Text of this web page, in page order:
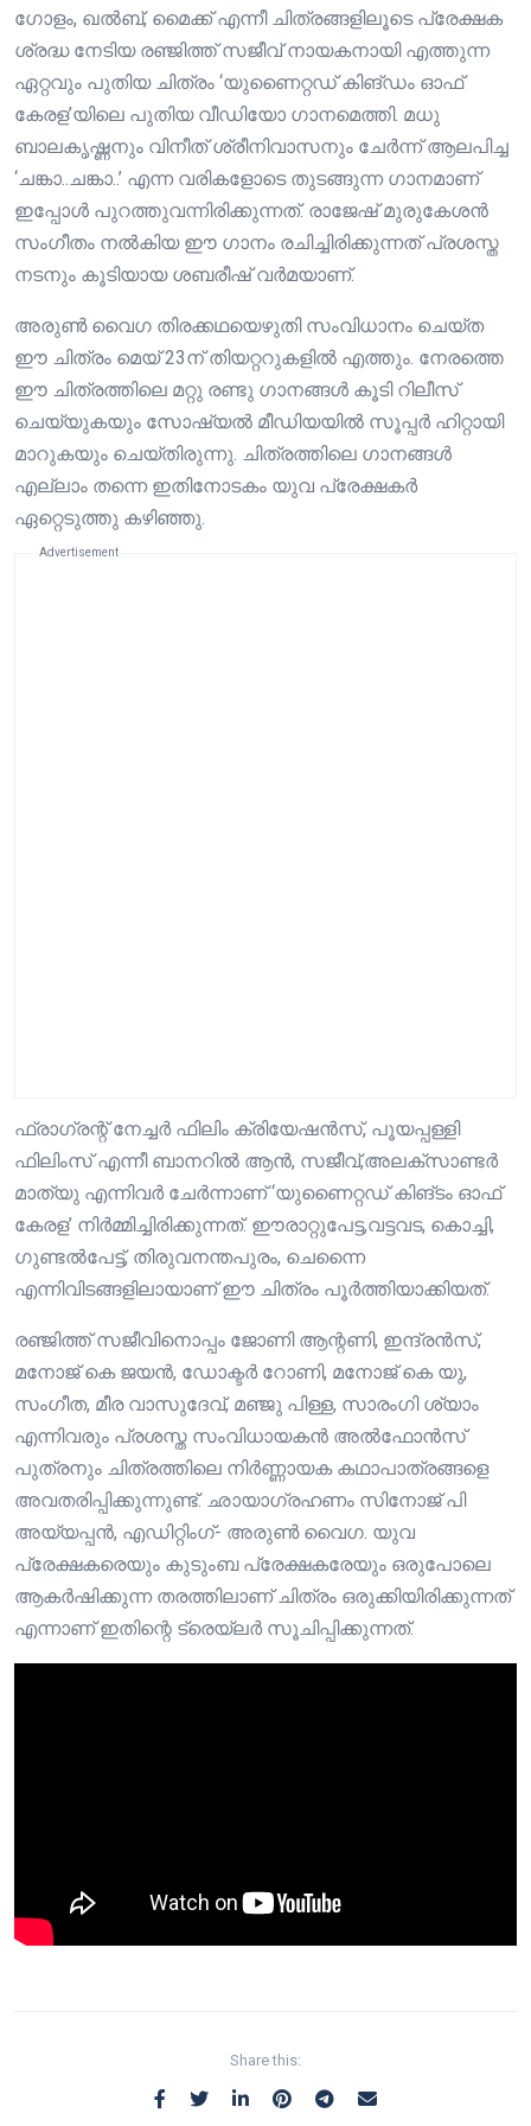
ഗോളം, ഖൽബ്, മൈക്ക് എന്നീ ചിത്രങ്ങളിലൂടെ പ്രേക്ഷക
ശ്രദ്ധ നേടിയ രഞ്ജിത്ത് സജീവ് നായകനായി എത്തുന്ന
ഏറ്റവും പുതിയ ചിത്രം ‘യുണൈറ്റഡ് കിങ്ഡം ഓഫ്
കേരള’യിലെ പുതിയ വീഡിയോ ​ഗാനമെത്തി. മധു
ബാലകൃഷ്ണനും വിനീത് ശ്രീനിവാസനും ചേർന്ന് ആലപിച്ച
‘ചങ്കാ..ചങ്കാ..’ എന്ന വരികളോടെ തുടങ്ങുന്ന ​ഗാനമാണ്
ഇപ്പോൾ പുറത്തുവന്നിരിക്കുന്നത്. രാജേഷ് മുരുകേശൻ
സം​ഗീതം നൽകിയ ​ഈ ഗാനം രചിച്ചിരിക്കുന്നത് പ്രശസ്ത
നടനും കൂടിയായ ശബരീഷ് വർമയാണ്.
അരുൺ വൈഗ തിരക്കഥയെഴുതി സംവിധാനം ചെയ്ത
ഈ ചിത്രം മെയ് 23ന് തിയറ്ററുകളിൽ എത്തും. നേരത്തെ
ഈ ചിത്രത്തിലെ മറ്റു രണ്ടു ഗാനങ്ങൾ കൂടി റിലീസ്
ചെയ്യുകയും സോഷ്യൽ മീഡിയയിൽ സൂപ്പർ ഹിറ്റായി
മാറുകയും ചെയ്തിരുന്നു. ചിത്രത്തിലെ ഗാനങ്ങൾ
എല്ലാം തന്നെ ഇതിനോടകം യുവ പ്രേക്ഷകർ
ഏറ്റെടുത്തു കഴിഞ്ഞു.
Advertisement
ഫ്രാഗ്രന്റ്‌ നേച്ചർ ഫിലിം ക്രിയേഷൻസ്, പൂയപ്പള്ളി
ഫിലിംസ് എന്നീ ബാനറിൽ ആൻ, സജീവ്,അലക്സാണ്ടർ
മാത്യു എന്നിവർ ചേർന്നാണ് ‘യുണൈറ്റഡ് കിങ്‌ടം ഓഫ്
കേരള’ നിർമ്മിച്ചിരിക്കുന്നത്. ഈരാറ്റുപേട്ട,വട്ടവട, കൊച്ചി,
ഗുണ്ടൽപേട്ട്, തിരുവനന്തപുരം, ചെന്നൈ
എന്നിവിടങ്ങളിലായാണ് ഈ ചിത്രം പൂർത്തിയാക്കിയത്.
രഞ്ജിത്ത് സജീവിനൊപ്പം ജോണി ആന്റണി, ഇന്ദ്രൻസ്,
മനോജ് കെ ജയൻ, ഡോക്ടർ റോണി, മനോജ് കെ യു,
സംഗീത, മീര വാസുദേവ്, മഞ്ജു പിള്ള, സാരംഗി ശ്യാം
എന്നിവരും പ്രശസ്ത സംവിധായകൻ അൽഫോൻസ്
പുത്രനും ചിത്രത്തിലെ നിർണ്ണായക കഥാപാത്രങ്ങളെ
അവതരിപ്പിക്കുന്നുണ്ട്. ഛായാഗ്രഹണം സിനോജ് പി
അയ്യപ്പൻ, എഡിറ്റിംഗ്- അരുൺ വൈഗ. യുവ
പ്രേക്ഷകരെയും കുടുംബ പ്രേക്ഷകരേയും ഒരുപോലെ
ആകർഷിക്കുന്ന തരത്തിലാണ് ചിത്രം ഒരുക്കിയിരിക്കുന്നത്
എന്നാണ് ഇതിന്റെ ട്രെയ്‌ലർ സൂചിപ്പിക്കുന്നത്.
Share this: